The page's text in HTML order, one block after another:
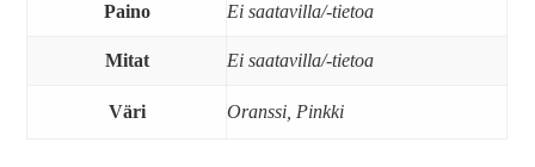
Paino Ei saatavilla/-tietoa
Mitat Ei saatavilla/-tietoa
Väri Oranssi, Pinkki